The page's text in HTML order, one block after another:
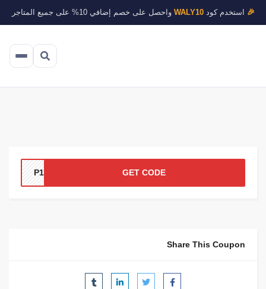
🎉 استخدم كودWALY10 واحصل على خصم إضافي 10% على جميع المتاجر
GET CODE
Share This Coupon